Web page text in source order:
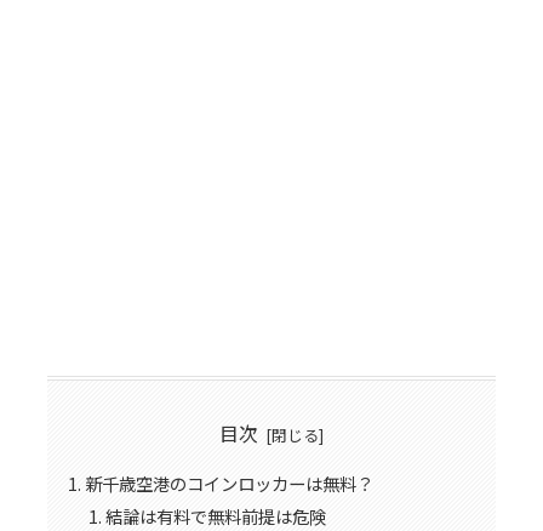
目次
新千歳空港のコインロッカーは無料？
結論は有料で無料前提は危険